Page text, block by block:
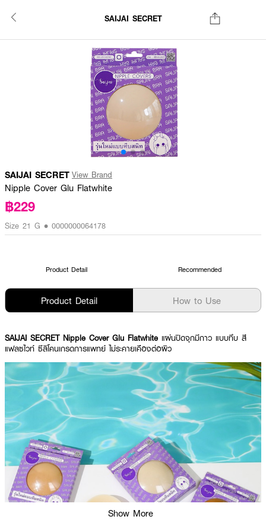
SAIJAI SECRET
SAIJAI SECRET View Brand
Nipple Cover Glu Flatwhite
฿229
Size 21 G • 0000000064178
Product Detail Recommended
Product Detail How to Use
SAIJAI SECRET Nipple Cover Glu Flatwhite แผ่นปิดจุกมีกาว แบบทึบ สี
แฟลซไวท์ ซีลิโคนเกรดการแพทย์ ไม่ระคายเคืองต่อผิว
Show More